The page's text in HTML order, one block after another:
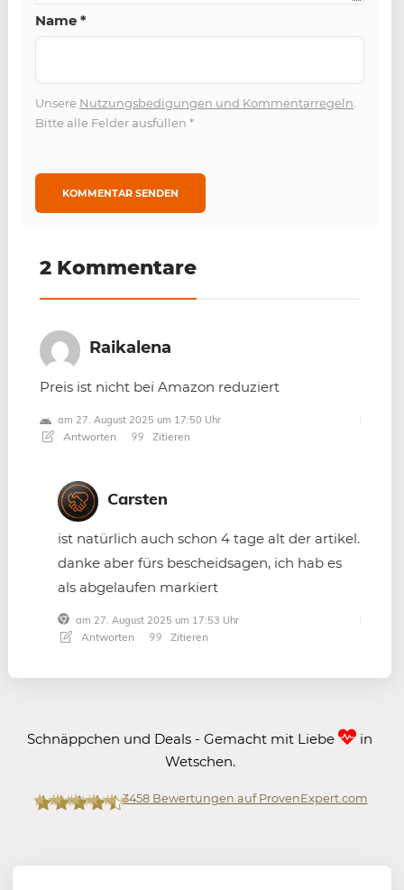
Name *
Unsere Nutzungsbedigungen und Kommentarregeln
Bitte alle Felder ausfüllen *
2 Kommentare
Raikalena
Preis ist nicht bei Amazon reduziert
am 27. August 2025 um 17:50 Uhr
Antworten Zitieren
Carsten
ist natürlich auch schon 4 tage alt der artikel.
danke aber fürs bescheidsagen, ich hab es
als abgelaufen markiert
am 27. August 2025 um 17:53 Uhr
Antworten Zitieren
Schnäppchen und Deals - Gemacht mit Liebe
in
Wetschen.
3458Bewertungen auf ProvenExpert.com